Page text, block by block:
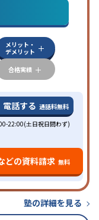
可能
用オンライン対応1
メリット・
デメリット
合格実績
電話する 通話料無料
22:00(土日祝日問わず)
どの資料請求 無料
塾の詳細を見る